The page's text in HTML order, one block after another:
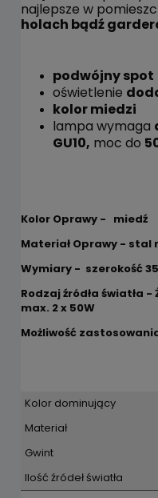
najlepsze w
holach bądź
podwójny spot
oświetlenie
kolor miedzi
lampa wymaga
GU10, moc do
Kolor Oprawy - miedź
Materiał Oprawy - stal
Wymiary - szerokość
Rodzaj źródła światła
max. 2 x 50W
Możliwość
Kolor dominujący
Materiał
Gwint
Ilość źródeł światła